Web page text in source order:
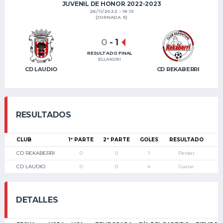
JUVENIL DE HONOR 2022-2023
26/11/2022 - 18:15
(JORNADA 9)
CD LAUDIO CD REKABERRI
0 - 1
RESULTADO FINAL
ELLAKURI
RESULTADOS
CLUB 1ª PARTE 2ª PARTE GOLES RESULTADO
CD REKABERRI 0 0 1 Perder
CD LAUDIO 0 0 4 Ganar
DETALLES